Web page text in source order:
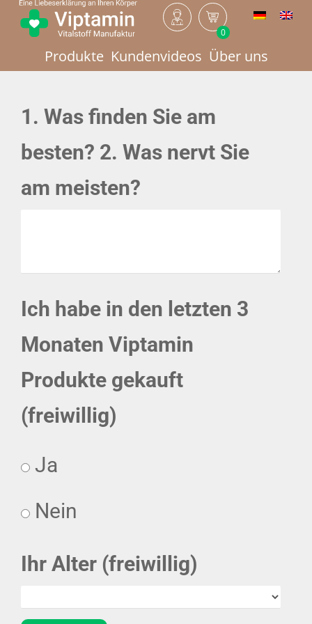
0
Produkte Kundenvideos Über uns
1. Was finden Sie am
besten? 2. Was nervt Sie
am meisten?
Ich habe in den letzten 3
Monaten Viptamin
Produkte gekauft
(freiwillig)
Ja
Nein
Ihr Alter (freiwillig)